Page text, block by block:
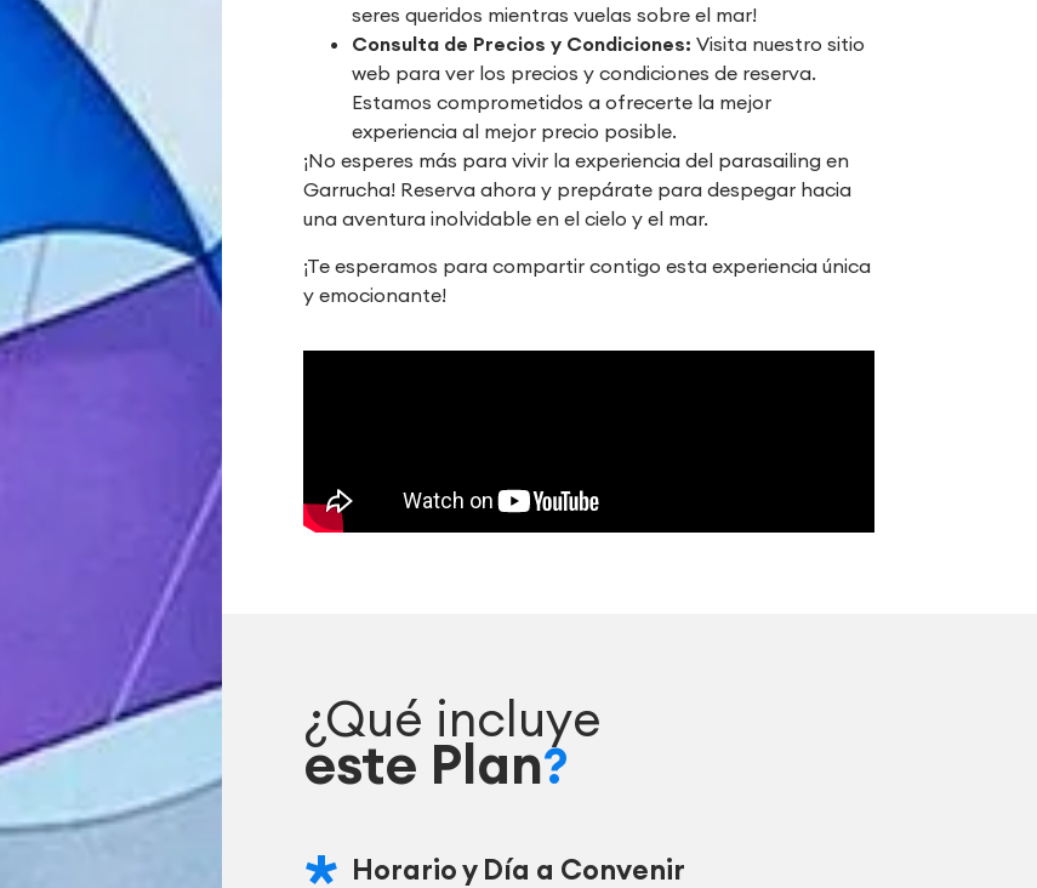
seres queridos mientras vuelas sobre el mar!
Consulta de Precios y Condiciones: Visita nuestro sitio
web para ver los precios y condiciones de reserva.
Estamos comprometidos a ofrecerte la mejor
experiencia al mejor precio posible.
¡No esperes más para vivir la experiencia del parasailing en
Garrucha! Reserva ahora y prepárate para despegar hacia
una aventura inolvidable en el cielo y el mar.
¡Te esperamos para compartir contigo esta experiencia única
y emocionante!
¿Qué incluye
este Plan?
Horario y Día a Convenir